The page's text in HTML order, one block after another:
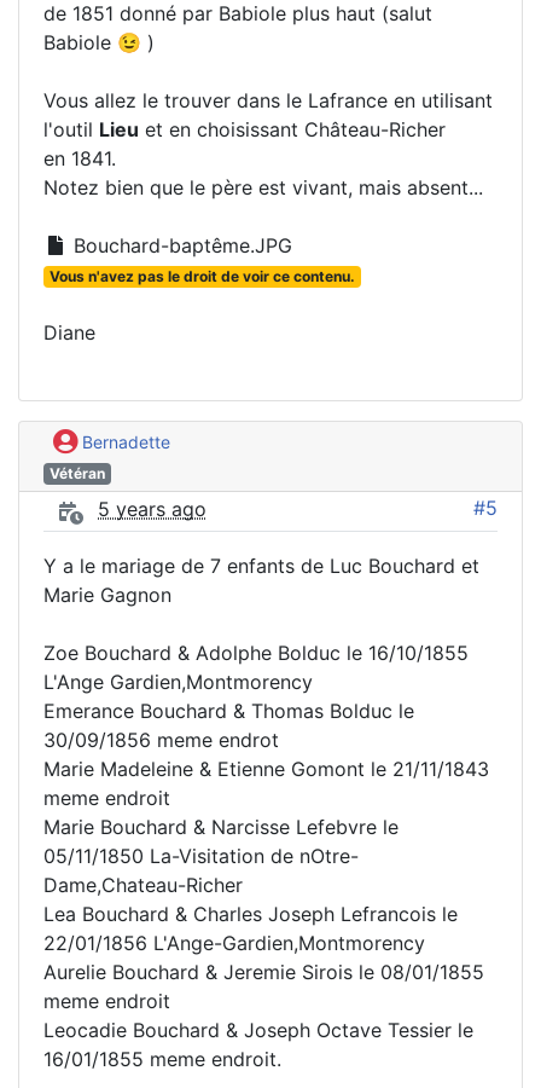
de 1851 donné par Babiole plus haut (salut
Babiole 😉 )
Vous allez le trouver dans le Lafrance en utilisant
l'outil Lieu et en choisissant Château-Richer
en 1841.
Notez bien que le père est vivant, mais absent...
Bouchard-baptême.JPG
Vous n'avez pas le droit de voir ce contenu.
Diane
Bernadette
Vétéran
5 years ago #5
Y a le mariage de 7 enfants de Luc Bouchard et
Marie Gagnon
Zoe Bouchard & Adolphe Bolduc le 16/10/1855
L'Ange Gardien,Montmorency
Emerance Bouchard & Thomas Bolduc le
30/09/1856 meme endrot
Marie Madeleine & Etienne Gomont le 21/11/1843
meme endroit
Marie Bouchard & Narcisse Lefebvre le
05/11/1850 La-Visitation de nOtre-
Dame,Chateau-Richer
Lea Bouchard & Charles Joseph Lefrancois le
22/01/1856 L'Ange-Gardien,Montmorency
Aurelie Bouchard & Jeremie Sirois le 08/01/1855
meme endroit
Leocadie Bouchard & Joseph Octave Tessier le
16/01/1855 meme endroit.